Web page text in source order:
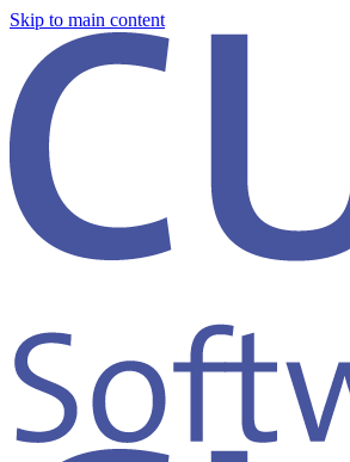
Skip to main content